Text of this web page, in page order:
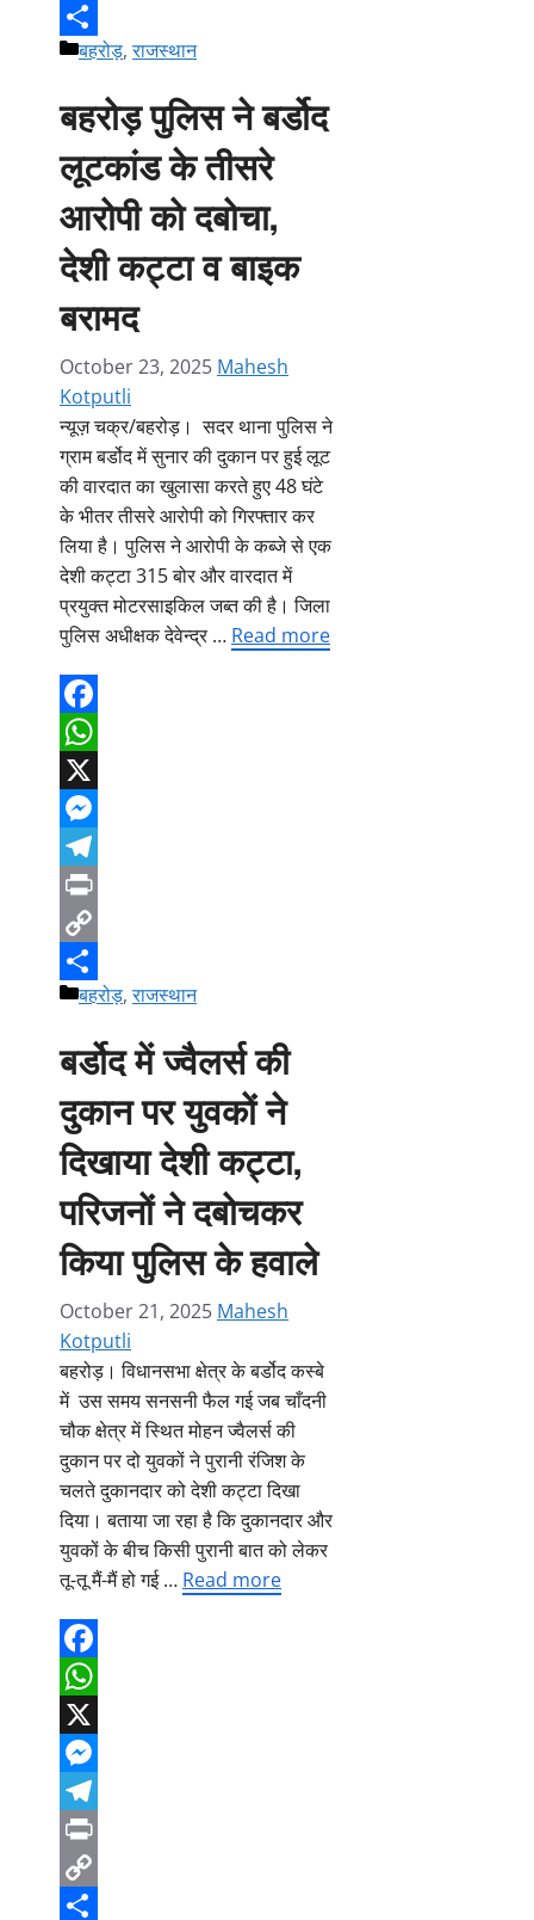
Copy
Link
Share
Categories
बहरोड़,राजस्थान
बहरोड़ पुलिस ने बर्डोद
लूटकांड के तीसरे
आरोपी को दबोचा,
देशी कट्टा व बाइक
बरामद
October 23, 2025 Mahesh
Kotputli
न्यूज़ चक्र/बहरोड़। सदर थाना पुलिस ने
ग्राम बर्डोद में सुनार की दुकान पर हुई लूट
की वारदात का खुलासा करते हुए 48 घंटे
के भीतर तीसरे आरोपी को गिरफ्तार कर
लिया है। पुलिस ने आरोपी के कब्जे से एक
देशी कट्टा 315 बोर और वारदात में
प्रयुक्त मोटरसाइकिल जब्त की है। जिला
पुलिस अधीक्षक देवेन्द्र … Read more
Facebook
WhatsApp
X
Messenger
Telegram
Print
Copy
Link
Share
Categories
बहरोड़,राजस्थान
बर्डोद में ज्वैलर्स की
दुकान पर युवकों ने
दिखाया देशी कट्टा,
परिजनों ने दबोचकर
किया पुलिस के हवाले
October 21, 2025 Mahesh
Kotputli
बहरोड़। विधानसभा क्षेत्र के बर्डोद कस्बे
में उस समय सनसनी फैल गई जब चाँदनी
चौक क्षेत्र में स्थित मोहन ज्वैलर्स की
दुकान पर दो युवकों ने पुरानी रंजिश के
चलते दुकानदार को देशी कट्टा दिखा
दिया। बताया जा रहा है कि दुकानदार और
युवकों के बीच किसी पुरानी बात को लेकर
तू-तू मैं-मैं हो गई … Read more
Facebook
WhatsApp
X
Messenger
Telegram
Print
Copy